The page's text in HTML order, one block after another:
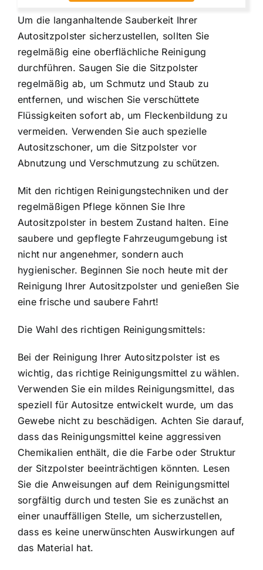
Um die langanhaltende Sauberkeit Ihrer
Autositzpolster sicherzustellen, sollten Sie
regelmäßig eine oberflächliche Reinigung
durchführen. Saugen Sie die Sitzpolster
regelmäßig ab, um Schmutz und Staub zu
entfernen, und wischen Sie verschüttete
Flüssigkeiten sofort ab, um Fleckenbildung zu
vermeiden. Verwenden Sie auch spezielle
Autositzschoner, um die Sitzpolster vor
Abnutzung und Verschmutzung zu schützen.
Mit den richtigen Reinigungstechniken und der
regelmäßigen Pflege können Sie Ihre
Autositzpolster in bestem Zustand halten. Eine
saubere und gepflegte Fahrzeugumgebung ist
nicht nur angenehmer, sondern auch
hygienischer. Beginnen Sie noch heute mit der
Reinigung Ihrer Autositzpolster und genießen Sie
eine frische und saubere Fahrt!
Die Wahl des richtigen Reinigungsmittels:
Bei der Reinigung Ihrer Autositzpolster ist es
wichtig, das richtige Reinigungsmittel zu wählen.
Verwenden Sie ein mildes Reinigungsmittel, das
speziell für Autositze entwickelt wurde, um das
Gewebe nicht zu beschädigen. Achten Sie darauf,
dass das Reinigungsmittel keine aggressiven
Chemikalien enthält, die die Farbe oder Struktur
der Sitzpolster beeinträchtigen könnten. Lesen
Sie die Anweisungen auf dem Reinigungsmittel
sorgfältig durch und testen Sie es zunächst an
einer unauffälligen Stelle, um sicherzustellen,
dass es keine unerwünschten Auswirkungen auf
das Material hat.